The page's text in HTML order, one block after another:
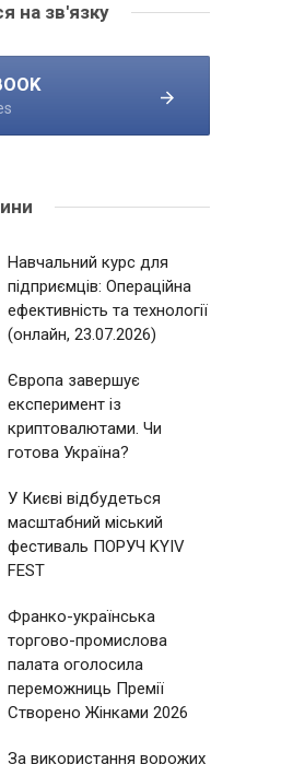
на зв'язку
Навчальний курс для
підприємців: Операційна
ефективність та технології
(онлайн, 23.07.2026)
Європа завершує
експеримент із
криптовалютами. Чи
готова Україна?
У Києві відбудеться
масштабний міський
фестиваль ПОРУЧ KYIV
FEST
Франко-українська
торгово-промислова
палата оголосила
переможниць Премії
Створено Жінками 2026
За використання ворожих